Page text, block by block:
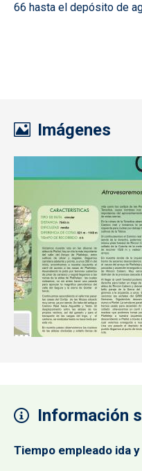
66 hasta el depósito de
Imágenes
Información
Tiempo empleado ida